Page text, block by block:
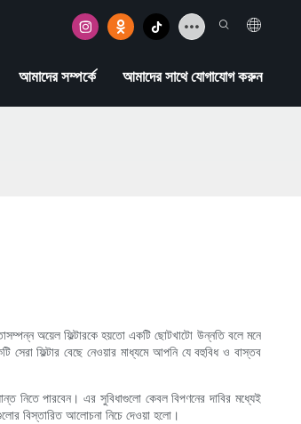
আমাদের সম্পর্কে আমাদের সাথে যোগাযোগ করুন
অয়েল ফিল্টারকে হয়তো একটি ছোটখাটো উন্নতি বলে মনে
সেরা ফিল্টার বেছে নেওয়ার মাধ্যমে আপনি যে বহুবিধ ও বাস্তব
নিতে পারবেন। এর সুবিধাগুলো কেবল বিপণনের দাবির মধ্যেই
বিস্তারিত আলোচনা নিচে দেওয়া হলো।